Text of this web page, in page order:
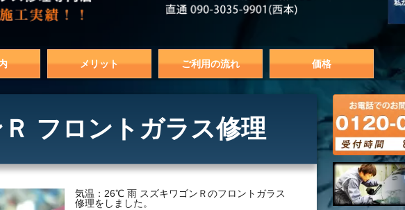
メリット ご利用の流れ 価格
フロントガラス修理
気温：26℃ 雨 スズキワゴンＲのフロントガラス
修理をしました。